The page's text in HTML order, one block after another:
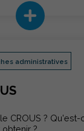
administratives
CROUS ? Qu'est-
?